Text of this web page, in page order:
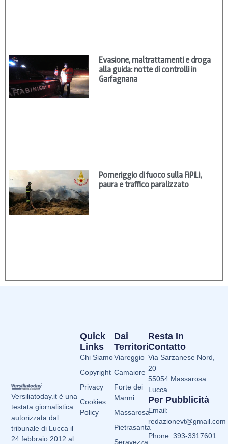
Evasione, maltrattamenti e droga
alla guida: notte di controlli in
Garfagnana
Pomeriggio di fuoco sulla FiPiLi,
paura e traffico paralizzato
Versiliatoday.it è una
testata giornalistica
autorizzata dal
tribunale di Lucca il
24 febbraio 2012 al
Dai
Territori
Viareggio
Camaiore
Forte dei
Marmi
Massarosa
Pietrasanta
Seravezza
Quick
Links
Chi Siamo
Copyright
Privacy
Cookies
Policy
Resta In
Contatto
Via Sarzanese Nord,
20
55054 Massarosa
Lucca
Per Pubblicità
Email:
redazionevt@gmail.com
Phone: 393-3317601